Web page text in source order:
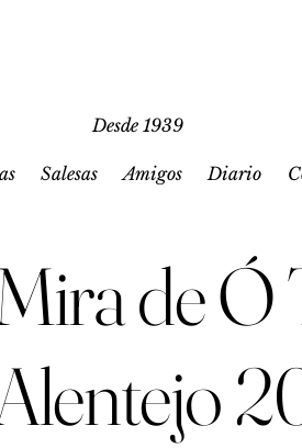
Salesas Amigos Diario
Desde 1939
de Ó